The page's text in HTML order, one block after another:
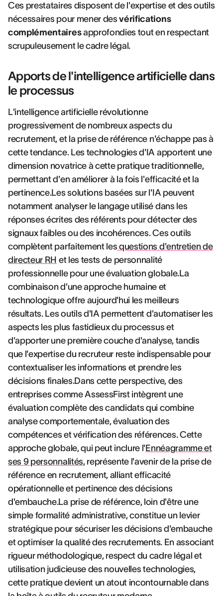
Ces prestataires disposent de l'expertise et des outils
nécessaires pour mener desvérifications
complémentairesapprofondies tout en respectant
scrupuleusement le cadre légal.
Apports de l'intelligence artificielle dans
le processus
L'intelligence artificielle révolutionne
progressivement de nombreux aspects du
recrutement, et la prise de référence n'échappe pas à
cette tendance. Les technologies d'IA apportent une
dimension novatrice à cette pratique traditionnelle,
permettant d'en améliorer à la fois l'efficacité et la
pertinence.Les solutions basées sur l'IA peuvent
notamment analyser le langage utilisé dans les
réponses écrites des référents pour détecter des
signaux faibles ou des incohérences. Ces outils
complètent parfaitement lesquestions d'entretien de
directeur RH et les tests de personnalité
professionnelle pour une évaluation globale.La
combinaison d'une approche humaine et
technologique offre aujourd'hui les meilleurs
résultats. Les outils d'IA permettent d'automatiser les
aspects les plus fastidieux du processus et
d'apporter une première couche d'analyse, tandis
que l'expertise du recruteur reste indispensable pour
contextualiser les informations et prendre les
décisions finales.Dans cette perspective, des
entreprises comme AssessFirst intègrent une
évaluation complète des candidats qui combine
analyse comportementale, évaluation des
compétences et vérification des références. Cette
approche globale, qui peut inclure l'Ennéagramme et
ses 9 personnalités, représente l'avenir de la prise de
référence en recrutement, alliant efficacité
opérationnelle et pertinence des décisions
d'embauche.La prise de référence, loin d'être une
simple formalité administrative, constitue un levier
stratégique pour sécuriser les décisions d'embauche
et optimiser la qualité des recrutements. En associant
rigueur méthodologique, respect du cadre légal et
utilisation judicieuse des nouvelles technologies,
cette pratique devient un atout incontournable dans